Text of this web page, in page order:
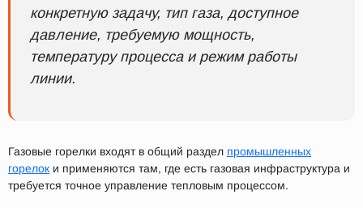
конкретную задачу, тип газа, доступное
давление, требуемую мощность,
температуру процесса и режим работы
линии.
Газовые горелки входят в общий раздел промышленных
горелок и применяются там, где есть газовая инфраструктура и
требуется точное управление тепловым процессом.